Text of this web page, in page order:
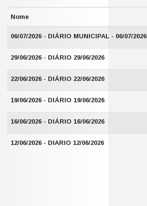
Nome
06/07/2026 - DIÁRIO MUNICIPAL - 06/07/2026
29/06/2026 - DIÁRIO 29/06/2026
22/06/2026 - DIÁRIO 22/06/2026
19/06/2026 - DIÁRIO 19/06/2026
16/06/2026 - DIÁRIO 16/06/2026
12/06/2026 - DIARIO 12/06/2026